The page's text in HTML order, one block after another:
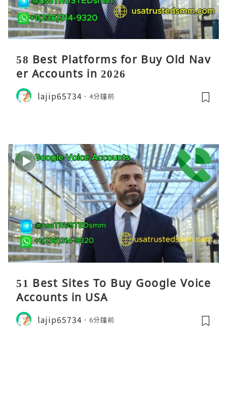
58 Best Platforms for Buy Old Nav
er Accounts in 2026
lajip65734 4分鐘前
51 Best Sites To Buy Google Voice
Accounts in USA
lajip65734 6分鐘前